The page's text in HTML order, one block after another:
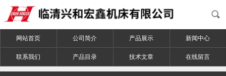
网站首页 公司简介 产品展示 新闻中心
联系我们 产品目录 技术文章 在线留言